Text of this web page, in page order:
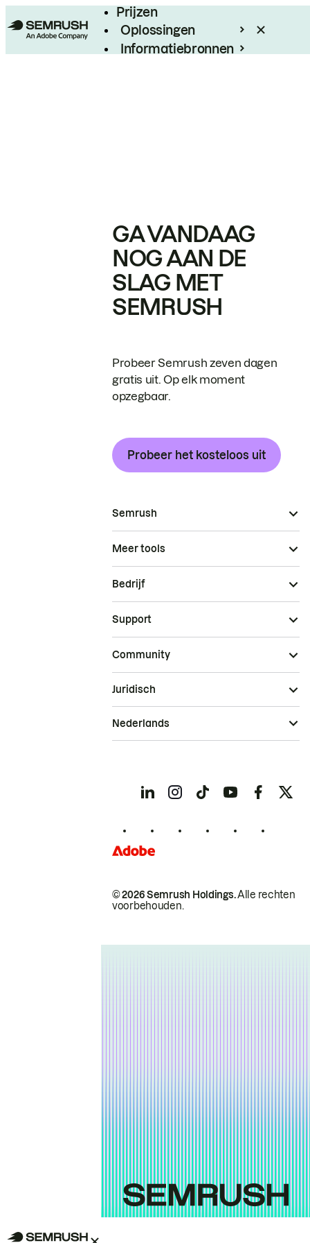
Prijzen
Oplossingen
Informatiebronnen
GA VANDAAG
NOG AAN DE
SLAG MET
SEMRUSH
Probeer Semrush zeven dagen
gratis uit. Op elk moment
opzegbaar.
Probeer het kosteloos uit
Semrush
Meer tools
Bedrijf
Support
Community
© 2026 Semrush Holdings.Alle rechten
voorbehouden.
Juridisch
Nederlands